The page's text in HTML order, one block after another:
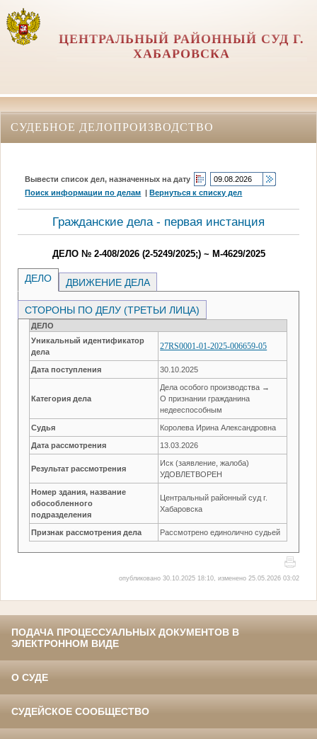
ЦЕНТРАЛЬНЫЙ РАЙОННЫЙ СУД Г.
ХАБАРОВСКА
СУДЕБНОЕ ДЕЛОПРОИЗВОДСТВО
Вывести список дел, назначенных на дату
Поиск информации по делам |Вернуться к списку дел
Гражданские дела - первая инстанция
ДЕЛО № 2-408/2026 (2-5249/2025;) ~ М-4629/2025
ДЕЛО ДВИЖЕНИЕ ДЕЛА
СТОРОНЫ ПО ДЕЛУ (ТРЕТЬИ ЛИЦА)
ДЕЛО
Уникальный идентификатор
дела
27RS0001-01-2025-006659-05
Дата поступления 30.10.2025
Категория дела
Дела особого производства →
О признании гражданина
недееспособным
Судья Королева Ирина Александровна
Дата рассмотрения 13.03.2026
Результат рассмотрения
Иск (заявление, жалоба)
УДОВЛЕТВОРЕН
Номер здания, название
обособленного
подразделения
Центральный районный суд г.
Хабаровска
Признак рассмотрения дела Рассмотрено единолично судьей
опубликовано 30.10.2025 18:10, изменено 25.05.2026 03:02
ПОДАЧА ПРОЦЕССУАЛЬНЫХ ДОКУМЕНТОВ В
ЭЛЕКТРОННОМ ВИДЕ
О СУДЕ
СУДЕЙСКОЕ СООБЩЕСТВО